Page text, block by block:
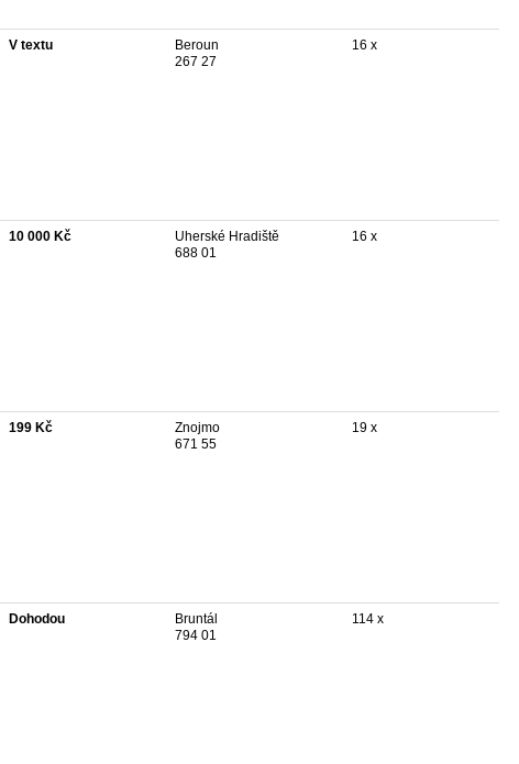
V textu
Beroun
267 27
16 x
10 000 Kč
Uherské Hradiště
688 01
16 x
199 Kč
Znojmo
671 55
19 x
Dohodou
Bruntál
794 01
114 x